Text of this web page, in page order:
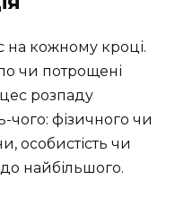
на кожному кроці.
чи потрощені
розпаду
чого: фізичного чи
особистість чи
найбільшого.